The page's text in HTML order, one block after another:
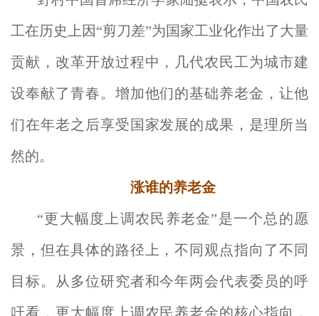
工在历史上因“剪刀差”为国家工业化作出了大量
贡献，改革开放过程中，几代农民工为城市建
设奉献了青春。增加他们的基础养老金，让他
们在年老之后享受国家发展的成果，是理所当
然的。
涨谁的养老金
“更大幅度上调农民养老金”是一个总的愿
景，但在具体的路径上，不同观点指向了不同
目标。从多位研究者和今年两会代表委员的呼
吁看，更大幅度上调农民养老金的核心指向，